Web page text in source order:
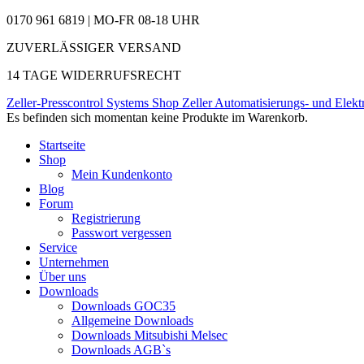
0170 961 6819 | MO-FR 08-18 UHR
ZUVERLÄSSIGER VERSAND
14 TAGE WIDERRUFSRECHT
Zeller-Presscontrol Systems Shop Zeller Automatisierungs- und
Es befinden sich momentan keine Produkte im Warenkorb.
Startseite
Shop
Mein Kundenkonto
Blog
Forum
Registrierung
Passwort vergessen
Service
Unternehmen
Über uns
Downloads
Downloads GOC35
Allgemeine Downloads
Downloads Mitsubishi Melsec
Downloads AGB`s